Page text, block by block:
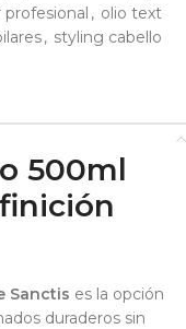
, olio text
, styling cabello
500ml
Sanctis es la opción
duraderos sin